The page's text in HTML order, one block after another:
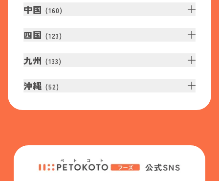
中国 (160)
四国 (123)
九州 (133)
沖縄 (52)